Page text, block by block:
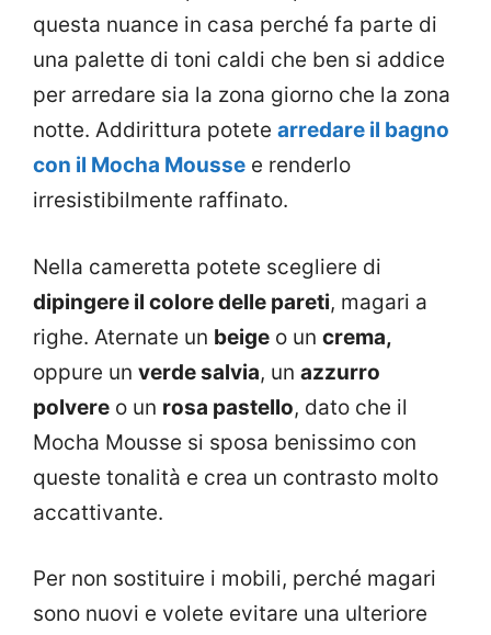
questa nuance in casa perché fa parte di
una palette di toni caldi che ben si addice
per arredare sia la zona giorno che la zona
notte. Addirittura potete arredare il bagno
con il Mocha Mousse e renderlo
irresistibilmente raffinato.
Nella cameretta potete scegliere di
dipingere il colore delle pareti, magari a
righe. Aternate un beige o un crema,
oppure un verde salvia, un azzurro
polvere o un rosa pastello, dato che il
Mocha Mousse si sposa benissimo con
queste tonalità e crea un contrasto molto
accattivante.
Per non sostituire i mobili, perché magari
sono nuovi e volete evitare una ulteriore